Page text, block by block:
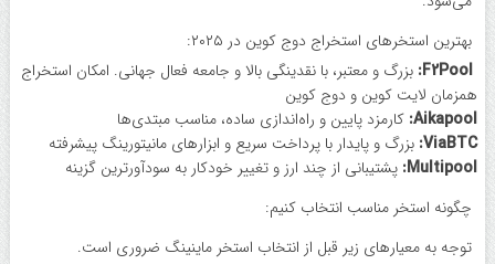
بهترین استخرهای استخراج دوج ‌کوین در ۲۰۲۵:
F2Pool: بزرگ و معتبر، با نقدینگی بالا و جامعه فعال جهانی. امکان استخراج
همزمان لایت کوین و دوج ‌کوین
Aikapool: کارمزد پایین و راه‌اندازی ساده، مناسب مبتدی‌ها
ViaBTC: بزرگ و پایدار با پرداخت سریع و ابزارهای مانیتورینگ پیشرفته
Multipool: پشتیبانی از چند ارز و تغییر خودکار به سودآورترین گزینه
چگونه استخر مناسب انتخاب کنیم:
توجه به معیارهای زیر قبل از انتخاب استخر ماینینگ ضروری است.